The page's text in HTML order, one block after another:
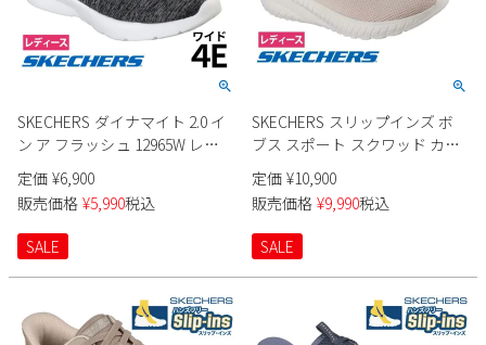
Parade
moz
new balance
puma
ブーツ
ウェア
Parade
SKECHERS
EDWIN
new balance
Parade
new balance
asics
瞬足
ハンドバッグ
トートバッグ
ショルダーバッグ
財布
雑貨
店舗一覧
ご利用ガイド
会員サービス
お問い合わせ
SKECHERS ダイナマイト 2.0 イ
ン ア フラッシュ 12965W レデ
ィース
定価 ¥6,900
販売価格 ¥5,990税込
SALE
SKECHERS スリップインズ ボ
ブス スポート スクワッド カオ
ス 117499 レディース
定価 ¥10,900
販売価格 ¥9,990税込
SALE